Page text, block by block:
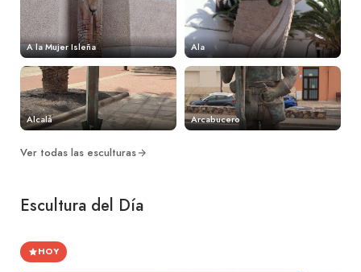
A la Mujer Isleña Ala
Alcalá Arcabucero
Ver todas las esculturas
Escultura del Día
HOY